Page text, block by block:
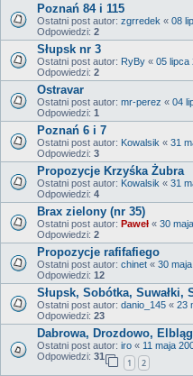
Poznań 84 i 115
Ostatni post autor: zgrredek « 08
Odpowiedzi: 2
Słupsk nr 3
Ostatni post autor: RyBy « 05 lipca
Odpowiedzi: 2
Ostravar
Ostatni post autor: mr-perez « 04
Odpowiedzi: 1
Poznań 6 i 7
Ostatni post autor: Kowalsik « 31
Odpowiedzi: 3
Propozycje Krzyśka Żubra
Ostatni post autor: Kowalsik « 31
Odpowiedzi: 4
Brax zielony (nr 35)
Ostatni post autor: Paweł « 30
Odpowiedzi: 2
Propozycje rafifafiego
Ostatni post autor: chinet « 30
Odpowiedzi: 12
Słupsk, Sobótka, Suwałki,
Ostatni post autor: danio_145 « 23
Odpowiedzi: 23
Dabrowa, Drozdowo,
Ostatni post autor: iro « 11 maja
Odpowiedzi: 31
1 2